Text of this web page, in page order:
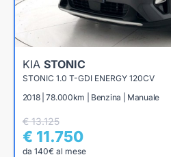
KIA STONIC
STONIC 1.0 T-GDI ENERGY 120CV
2018 | 78.000km | Benzina | Manuale
€ 13.125
€ 11.750
da 140€ al mese